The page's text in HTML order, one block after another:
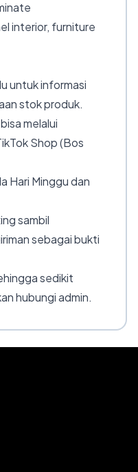
interior, furniture
untuk informasi
stok produk.
melalui
Shop (Bos
Hari Minggu dan
sambil
sebagai bukti
sedikit
hubungi admin.